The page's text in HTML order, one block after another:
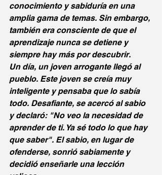
conocimiento y sabiduría en una
amplia gama de temas. Sin embargo,
también era consciente de que el
aprendizaje nunca se detiene y
siempre hay más por descubrir.
Un día, un joven arrogante llegó al
pueblo. Este joven se creía muy
inteligente y pensaba que lo sabía
todo. Desafiante, se acercó al sabio
y declaró: "No veo la necesidad de
aprender de ti. Ya sé todo lo que hay
que saber". El sabio, en lugar de
ofenderse, sonrió sabiamente y
decidió enseñarle una lección